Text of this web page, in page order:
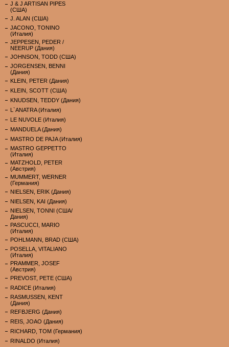
J & J ARTISAN PIPES
(США)
J. ALAN (США)
JACONO, TONINO
(Италия)
JEPPESEN, PEDER /
NEERUP (Дания)
JOHNSON, TODD (США)
JORGENSEN, BENNI
(Дания)
KLEIN, PETER (Дания)
KLEIN, SCOTT (США)
KNUDSEN, TEDDY (Дания)
L`ANATRA (Италия)
LE NUVOLE (Италия)
MANDUELA (Дания)
MASTRO DE PAJA (Италия)
MASTRO GEPPETTO
(Италия)
MATZHOLD, PETER
(Австрия)
MUMMERT, WERNER
(Германия)
NIELSEN, ERIK (Дания)
NIELSEN, KAI (Дания)
NIELSEN, TONNI (США/
Дания)
PASCUCCI, MARIO
(Италия)
POHLMANN, BRAD (США)
POSELLA, VITALIANO
(Италия)
PRAMMER, JOSEF
(Австрия)
PREVOST, PETE (США)
RADICE (Италия)
RASMUSSEN, KENT
(Дания)
REFBJERG (Дания)
REIS, JOAO (Дания)
RICHARD, TOM (Германия)
RINALDO (Италия)